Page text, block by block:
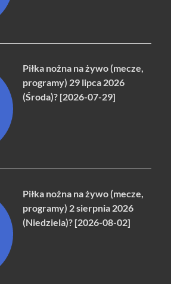
Piłka nożna na żywo (mecze,
programy) 29 lipca 2026
(Środa)? [2026-07-29]
Piłka nożna na żywo (mecze,
programy) 2 sierpnia 2026
(Niedziela)? [2026-08-02]